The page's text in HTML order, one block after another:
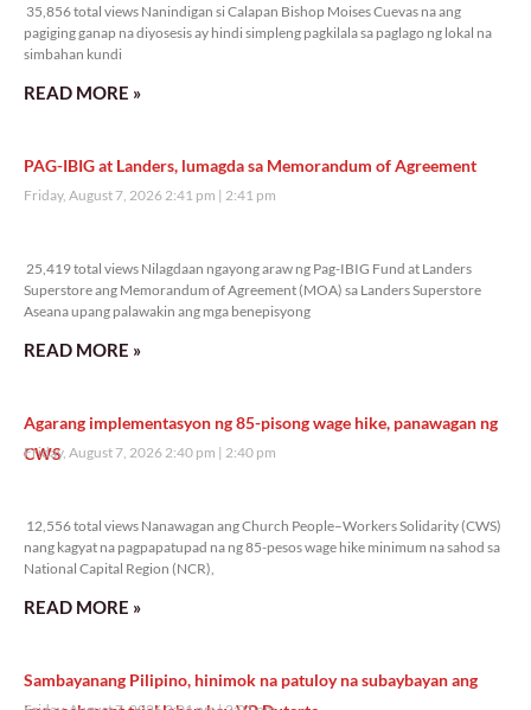
35,856 total views Nanindigan si Calapan Bishop Moises Cuevas na ang
pagiging ganap na diyosesis ay hindi simpleng pagkilala sa paglago ng lokal na
simbahan kundi
READ MORE »
PAG-IBIG at Landers, lumagda sa Memorandum of Agreement
Friday, August 7, 2026 2:41 pm 2:41 pm
25,419 total views Nilagdaan ngayong araw ng Pag-IBIG Fund at Landers
Superstore ang Memorandum of Agreement (MOA) sa Landers Superstore
Aseana upang palawakin ang mga benepisyong
READ MORE »
Agarang implementasyon ng 85-pisong wage hike, panawagan ng
CWS
Friday, August 7, 2026 2:40 pm 2:40 pm
12,556 total views Nanawagan ang Church People–Workers Solidarity (CWS)
nang kagyat na pagpapatupad na ng 85-pesos wage hike minimum na sahod sa
National Capital Region (NCR),
READ MORE »
Sambayanang Pilipino, hinimok na patuloy na subaybayan ang